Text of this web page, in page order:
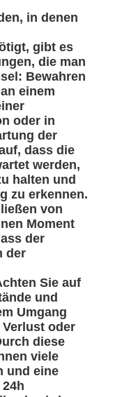
in denen
gibt es
die man
Bewahren
einem
oder in
der
dass die
werden,
halten und
zu erkennen.
von
Moment
der
der
Sie auf
und
Umgang
oder
diese
viele
und eine